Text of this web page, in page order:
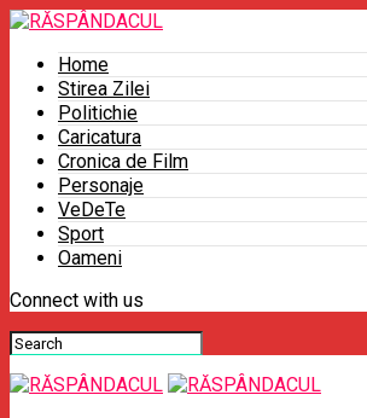
Home
Stirea Zilei
Politichie
Caricatura
Cronica de Film
Personaje
VeDeTe
Sport
Oameni
Connect with us